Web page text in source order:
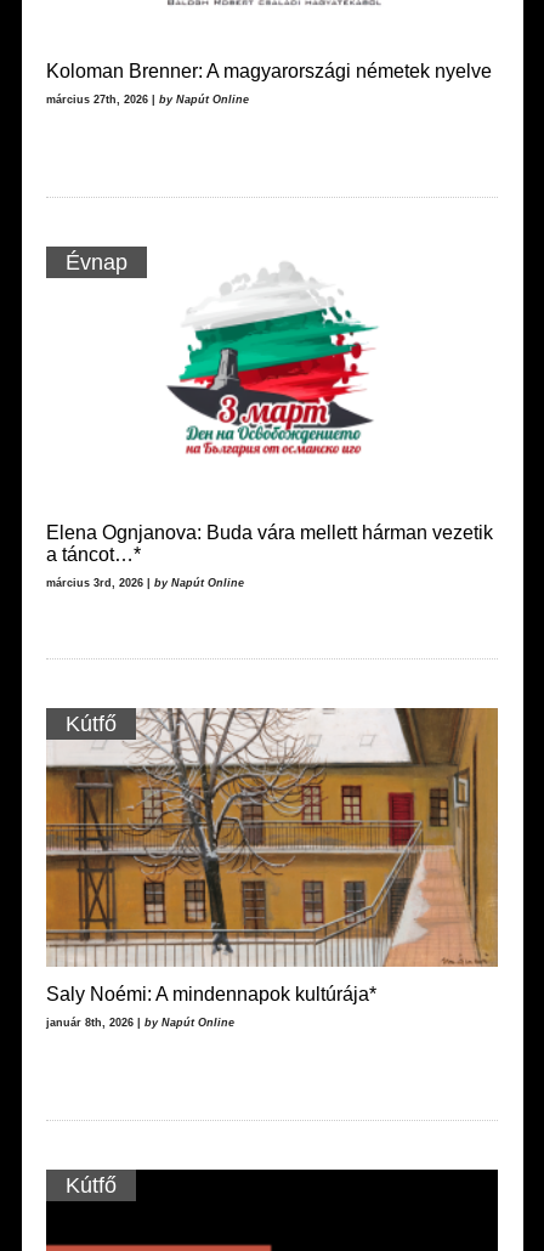
Koloman Brenner: A magyarországi németek nyelve
március 27th, 2026 | by Napút Online
Évnap
Elena Ognjanova: Buda vára mellett hárman vezetik
a táncot…*
március 3rd, 2026 | by Napút Online
Kútfő
Saly Noémi: A mindennapok kultúrája*
január 8th, 2026 | by Napút Online
Kútfő